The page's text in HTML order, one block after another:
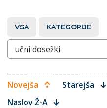
VSA KATEGORIJE
Vnesite ključne besede
Novejša Starejša
Naslov Ž-A